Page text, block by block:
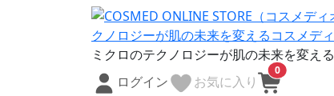
ミクロのテクノロジーが肌の未来を変える
ログイン
お気に入り
0